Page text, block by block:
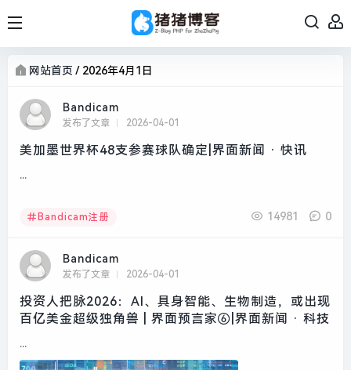
网站首页 / 2026年4月1日
Bandicam
发布了文章 2026-04-01
美加墨世界杯48支参赛球队确定|界面新闻 · 快讯
...
Bandicam注册 14981 0
Bandicam
发布了文章 2026-04-01
投资人把脉2026：AI、具身智能、生物制造，或出现
百亿美金超级独角兽 | 界面预言家⑥|界面新闻 · 科技
...